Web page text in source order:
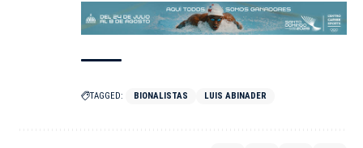
TAGGED: BIONALISTAS LUIS ABINADER